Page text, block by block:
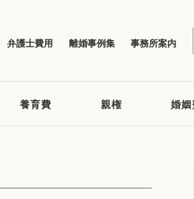
弁護士費用 離婚事例集 事務所案内
養育費 親権 婚姻